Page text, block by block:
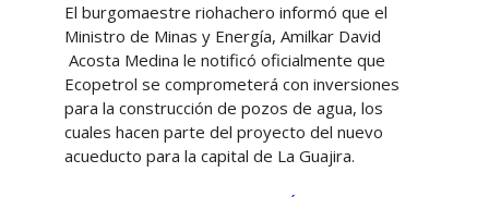
El burgomaestre riohachero informó que el
Ministro de Minas y Energía, Amilkar David
Acosta Medina le notificó oficialmente que
Ecopetrol se comprometerá con inversiones
para la construcción de pozos de agua, los
cuales hacen parte del proyecto del nuevo
acueducto para la capital de La Guajira.